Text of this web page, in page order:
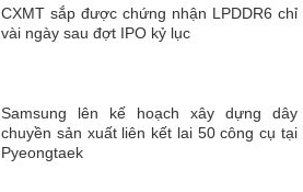
CXMT sắp được chứng nhận LPDDR6 chỉ
vài ngày sau đợt IPO kỷ lục
Samsung lên kế hoạch xây dựng dây
chuyền sản xuất liên kết lai 50 công cụ tại
Pyeongtaek